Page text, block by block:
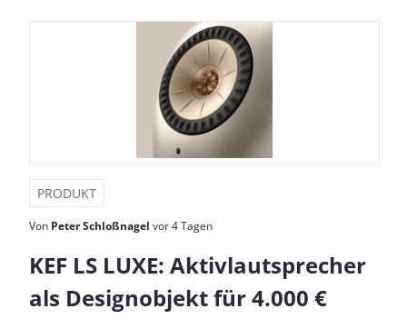
PRODUKT
Von Peter Schloßnagel vor 4 Tagen
KEF LS LUXE: Aktivlautsprecher
als Designobjekt für 4.000 €